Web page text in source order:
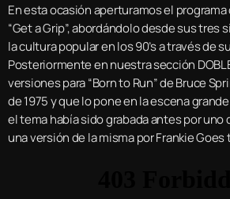
En esta ocasión aperturamos el
“Get a Grip”, abordándolo desde sus tres
la cultura popular en los 90’s a través de
Posteriormente en nuestra sección
versiones para “Born to Run” de Bruce
de 1975 y que lo pone en la escena
el tema había sido grabada antes por uno
una versión de la misma por Frankie